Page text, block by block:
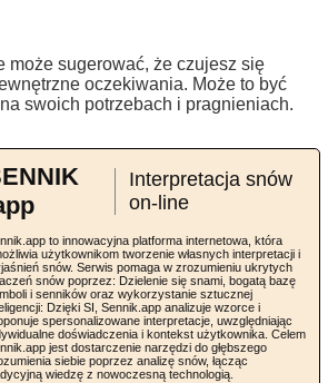
może sugerować, że czujesz się
oczekiwania. Może to być
swoich potrzebach i pragnieniach.
Interpretacja snów
on-line
to innowacyjna platforma internetowa, która
użytkownikom tworzenie własnych interpretacji i
snów. Serwis pomaga w zrozumieniu ukrytych
snów poprzez: Dzielenie się snami, bogatą bazę
i senników oraz wykorzystanie sztucznej
Dzięki SI, Sennik.app analizuje wzorce i
spersonalizowane interpretacje, uwzględniając
doświadczenia i kontekst użytkownika. Celem
jest dostarczenie narzędzi do głębszego
siebie poprzez analizę snów, łącząc
wiedzę z nowoczesną technologią.